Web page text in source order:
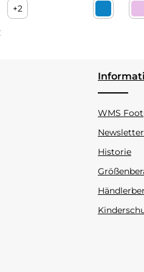
Futterlos
orange Futterlos
+2
Preis:
Crea
WMS
Newsletter
Historie